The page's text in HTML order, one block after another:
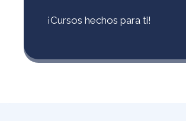
¡Cursos hechos para ti!